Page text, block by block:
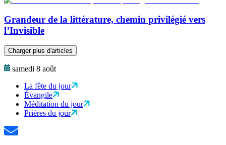
Grandeur de la littérature, chemin privilégié vers
l’Invisible
Charger plus d'articles
samedi 8 août
La fête du jour
Évangile
Méditation du jour
Prières du jour